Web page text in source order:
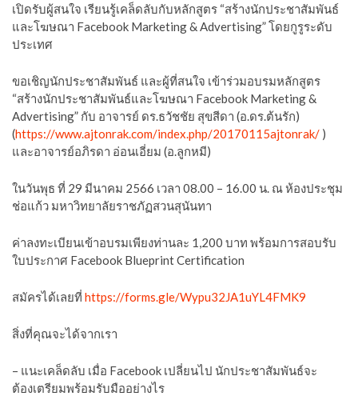
เปิดรับผู้สนใจ เรียนรู้เคล็ดลับกับหลักสูตร “สร้างนักประชาสัมพันธ์
และโฆษณา Facebook Marketing & Advertising” โดยกูรูระดับ
ประเทศ
ขอเชิญนักประชาสัมพันธ์ และผู้ที่สนใจ เข้าร่วมอบรมหลักสูตร
“สร้างนักประชาสัมพันธ์และโฆษณา Facebook Marketing &
Advertising” กับ อาจารย์ ดร.ธวัชชัย สุขสีดา (อ.ดร.ต้นรัก)
(https://www.ajtonrak.com/index.php/20170115ajtonrak/ )
และอาจารย์อภิรดา อ่อนเอี่ยม (อ.ลูกหมี)
ในวันพุธ ที่ 29 มีนาคม 2566 เวลา 08.00 – 16.00 น. ณ ห้องประชุม
ช่อแก้ว มหาวิทยาลัยราชภัฏสวนสุนันทา
ค่าลงทะเบียนเข้าอบรมเพียงท่านละ 1,200 บาท พร้อมการสอบรับ
ใบประกาศ Facebook Blueprint Certification
สมัครได้เลยที่ https://forms.gle/Wypu32JA1uYL4FMK9
สิ่งที่คุณจะได้จากเรา
– แนะเคล็ดลับ เมื่อ Facebook เปลี่ยนไป นักประชาสัมพันธ์จะ
ต้องเตรียมพร้อมรับมืออย่างไร